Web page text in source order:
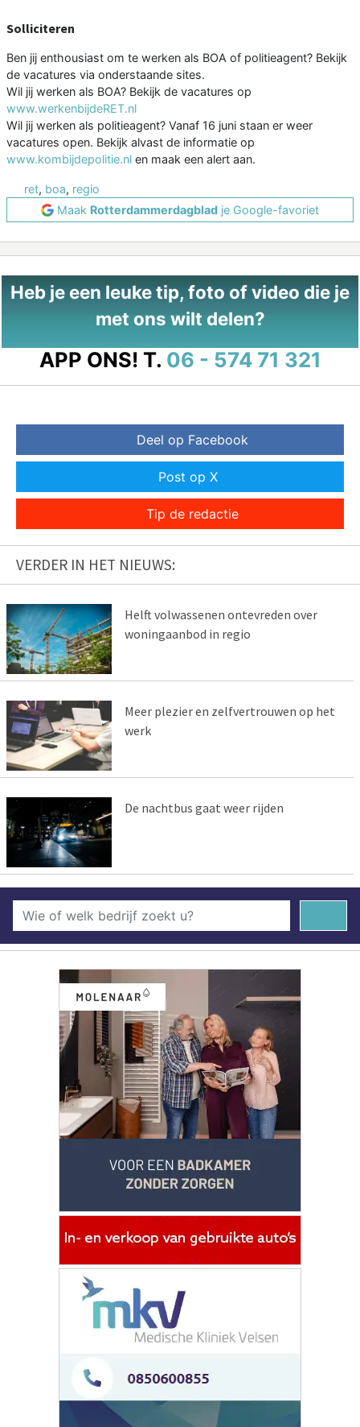
Solliciteren
Ben jij enthousiast om te werken als BOA of politieagent? Bekijk
de vacatures via onderstaande sites.
Wil jij werken als BOA? Bekijk de vacatures op
www.werkenbijdeRET.nl
Wil jij werken als politieagent? Vanaf 16 juni staan er weer
vacatures open. Bekijk alvast de informatie op
www.kombijdepolitie.nl en maak een alert aan.
ret, boa, regio
Maak Rotterdammerdagblad je Google-favoriet
Heb je een leuke tip, foto of video die je
met ons wilt delen?
APP ONS! T. 06 - 574 71 321
Deel op Facebook
Post op X
Tip de redactie
VERDER IN HET NIEUWS:
Helft volwassenen ontevreden over
woningaanbod in regio
Meer plezier en zelfvertrouwen op het
werk
De nachtbus gaat weer rijden